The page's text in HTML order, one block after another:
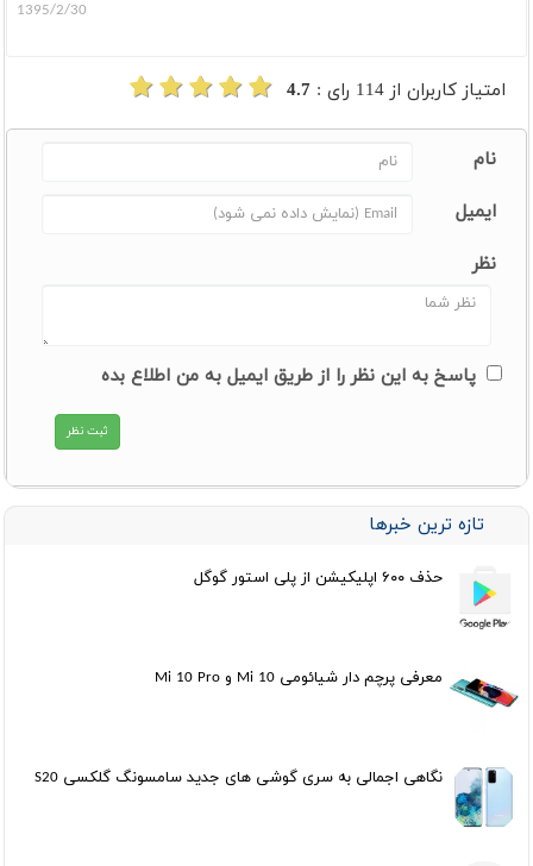
1395/2/30
امتیاز کاربران از 114 رای : 4.7
نام
ایمیل
نظر
پاسخ به این نظر را از طریق ایمیل به من اطلاع بده
تازه ترین خبرها
حذف ۶۰۰ اپلیکیشن از پلی استور گوگل
معرفی پرچم دار شیائومی Mi 10 و Mi 10 Pro
نگاهی اجمالی به سری گوشی های جدید سامسونگ گلکسی S20